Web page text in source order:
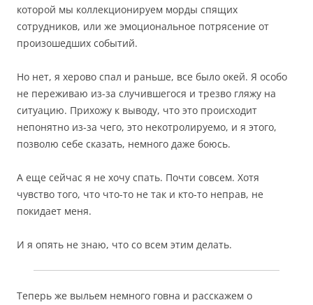
которой мы коллекционируем морды спящих
сотрудников, или же эмоциональное потрясение от
произошедших событий.
Но нет, я херово спал и раньше, все было окей. Я особо
не переживаю из-за случившегося и трезво гляжу на
ситуацию. Прихожу к выводу, что это происходит
непонятно из-за чего, это некотролируемо, и я этого,
позволю себе сказать, немного даже боюсь.
А еще сейчас я не хочу спать. Почти совсем. Хотя
чувство того, что что-то не так и кто-то неправ, не
покидает меня.
И я опять не знаю, что со всем этим делать.
Теперь же выльем немного говна и расскажем о